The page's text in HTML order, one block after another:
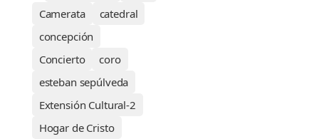
Camerata
catedral
concepción
Concierto
coro
esteban sepúlveda
Extensión Cultural-2
Hogar de Cristo